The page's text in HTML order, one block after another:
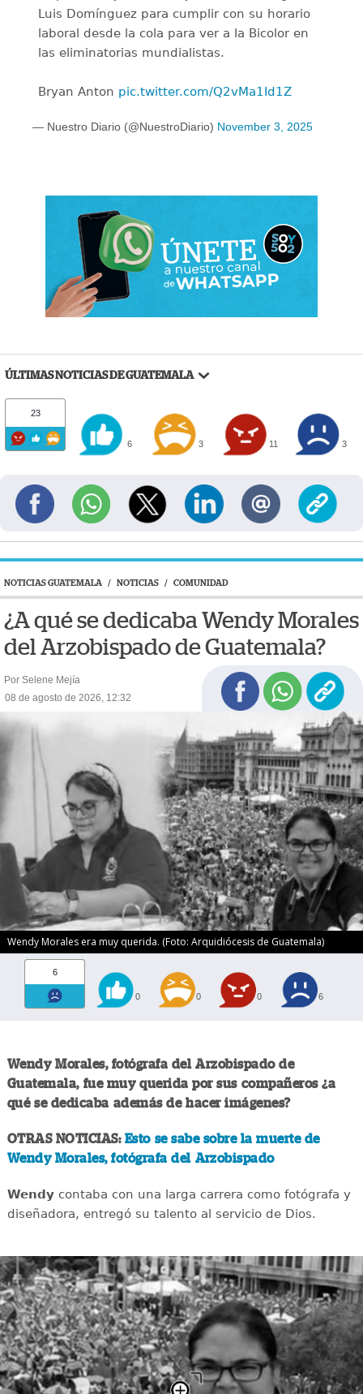
Luis Domínguez para cumplir con su horario
laboral desde la cola para ver a la Bicolor en
las eliminatorias mundialistas.
Bryan Anton pic.twitter.com/Q2vMa1Id1Z
— Nuestro Diario (@NuestroDiario) November 3, 2025
ÚLTIMAS NOTICIAS DE GUATEMALA
23
6 3 11 3
NOTICIAS GUATEMALA / NOTICIAS / COMUNIDAD
¿A qué se dedicaba Wendy Morales
del Arzobispado de Guatemala?
Por Selene Mejía
08 de agosto de 2026, 12:32
Wendy Morales era muy querida. (Foto: Arquidiócesis de Guatemala)
6
0 0 0 6
Wendy Morales, fotógrafa del Arzobispado de
Guatemala, fue muy querida por sus compañeros ¿a
qué se dedicaba además de hacer imágenes?
OTRAS NOTICIAS: Esto se sabe sobre la muerte de
Wendy Morales, fotógrafa del Arzobispado
Wendycontaba con una larga carrera como fotógrafa y
diseñadora, entregó su talento al servicio de Dios.